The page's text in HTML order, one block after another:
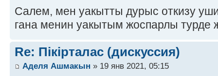
Салем, мен уакытты дурыс откизу
гана менин уакытым жоспарлы турде
Re: Пікірталас (дискуссия)
Аделя Ашмакын » 19 янв 2021, 05:15